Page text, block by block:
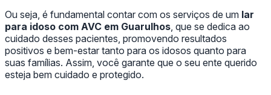
Ou seja, é fundamental contar com os serviços de um lar
para idoso com AVC em Guarulhos, que se dedica ao
cuidado desses pacientes, promovendo resultados
positivos e bem-estar tanto para os idosos quanto para
suas famílias. Assim, você garante que o seu ente querido
esteja bem cuidado e protegido.